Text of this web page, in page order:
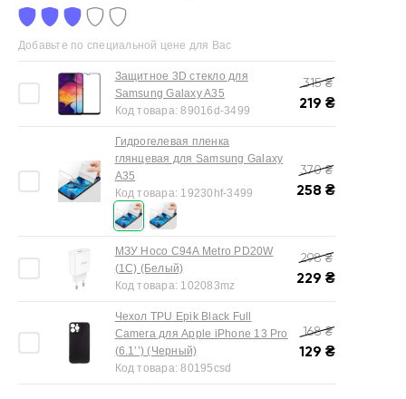
Добавьте по специальной цене для Вас
Защитное 3D стекло для
Samsung Galaxy A35
Код товара:89016d-3499
315₴
219 ₴
Гидрогелевая пленка
глянцевая для Samsung Galaxy
A35
Код товара: 19230hf-3499
370₴
258 ₴
МЗУ Hoco C94A Metro PD20W
(1C) (Белый)
Код товара: 102083mz
298₴
229 ₴
Чехол TPU Epik Black Full
Camera для Apple iPhone 13 Pro
(6.1’’) (Черный)
Код товара:80195csd
168₴
129 ₴